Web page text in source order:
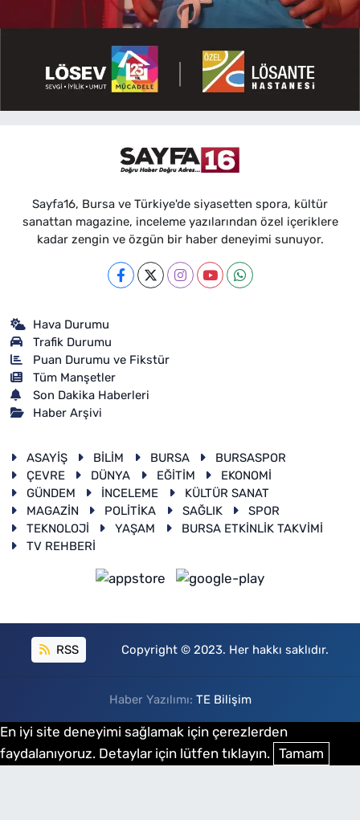
Sayfa16, Bursa ve Türkiye'de siyasetten spora, kültür
sanattan magazine, inceleme yazılarından özel içeriklere
kadar zengin ve özgün bir haber deneyimi sunuyor.
Hava Durumu
Trafik Durumu
Puan Durumu ve Fikstür
Tüm Manşetler
Son Dakika Haberleri
Haber Arşivi
ASAYİŞ BİLİM BURSA
BURSASPOR
ÇEVRE
DÜNYA EĞİTİM
EKONOMİ
GÜNDEM
İNCELEME
KÜLTÜR SANAT
MAGAZİN
POLİTİKA SAĞLIK
SPOR
TEKNOLOJİ
YAŞAM
BURSA ETKİNLİK TAKVİMİ
TV REHBERİ
RSS Copyright © 2023. Her hakkı saklıdır.
Haber Yazılımı: TE Bilişim
En iyi site deneyimi sağlamak için çerezlerden
faydalanıyoruz. Detaylar için lütfen tıklayın. Tamam